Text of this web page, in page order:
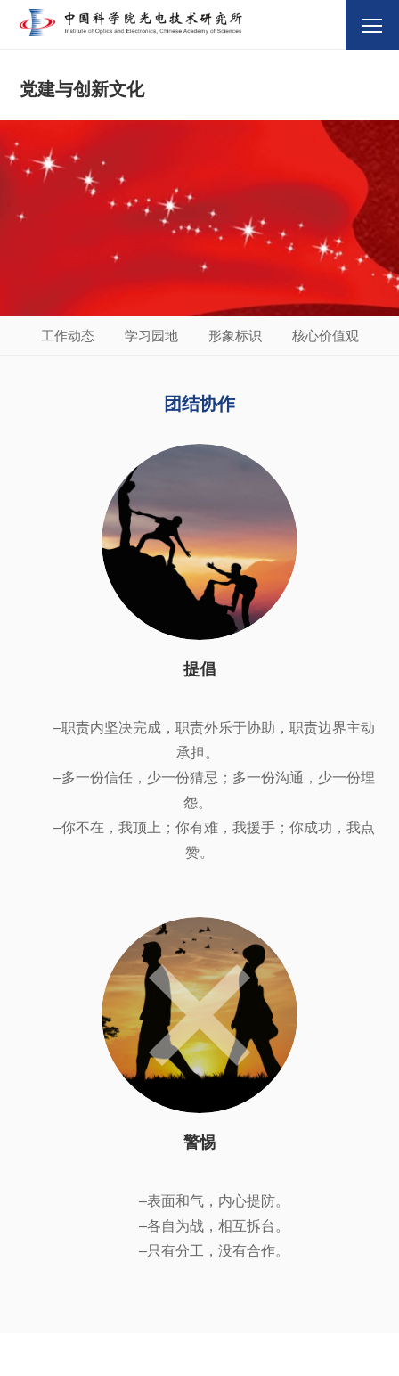
党建与创新文化
工作动态 学习园地 形象标识 核心价值观
团结协作
提倡
–职责内坚决完成，职责外乐于协助，职责边界主动
承担。
–多一份信任，少一份猜忌；多一份沟通，少一份埋
怨。
–你不在，我顶上；你有难，我援手；你成功，我点
赞。
警惕
–表面和气，内心提防。
–各自为战，相互拆台。
–只有分工，没有合作。